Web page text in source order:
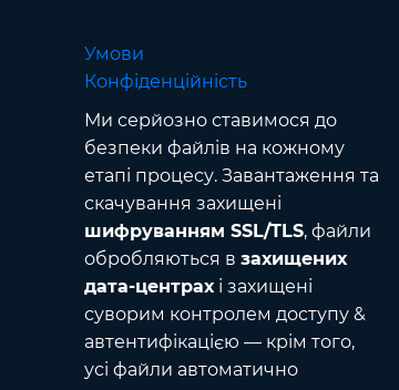
Умови
Конфіденційність
Ми серйозно ставимося до
безпеки файлів на кожному
етапі процесу. Завантаження та
скачування захищені
шифруванням SSL/TLS, файли
обробляються в захищених
дата-центрахі захищені
суворим контролем доступу &
автентифікацією — крім того,
усі файли автоматично